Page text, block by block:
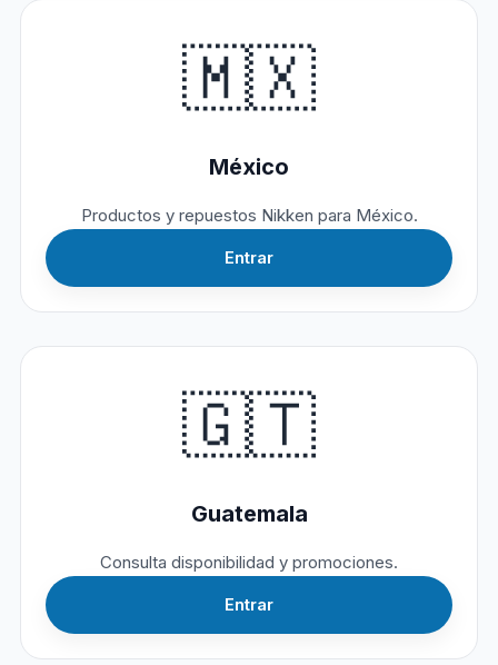
🇲🇽
México
Productos y repuestos Nikken para México.
Entrar
🇬🇹
Guatemala
Consulta disponibilidad y promociones.
Entrar